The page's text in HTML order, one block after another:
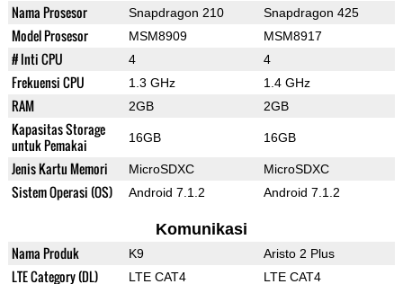
Nama Prosesor Snapdragon 210 Snapdragon 425
Model Prosesor MSM8909 MSM8917
# Inti CPU 4 4
Frekuensi CPU 1.3 GHz 1.4 GHz
RAM 2GB 2GB
Kapasitas Storage
untuk Pemakai
16GB 16GB
Jenis Kartu Memori MicroSDXC MicroSDXC
Sistem Operasi (OS) Android 7.1.2 Android 7.1.2
Komunikasi
Nama Produk K9 Aristo 2 Plus
LTE Category (DL) LTE CAT4 LTE CAT4